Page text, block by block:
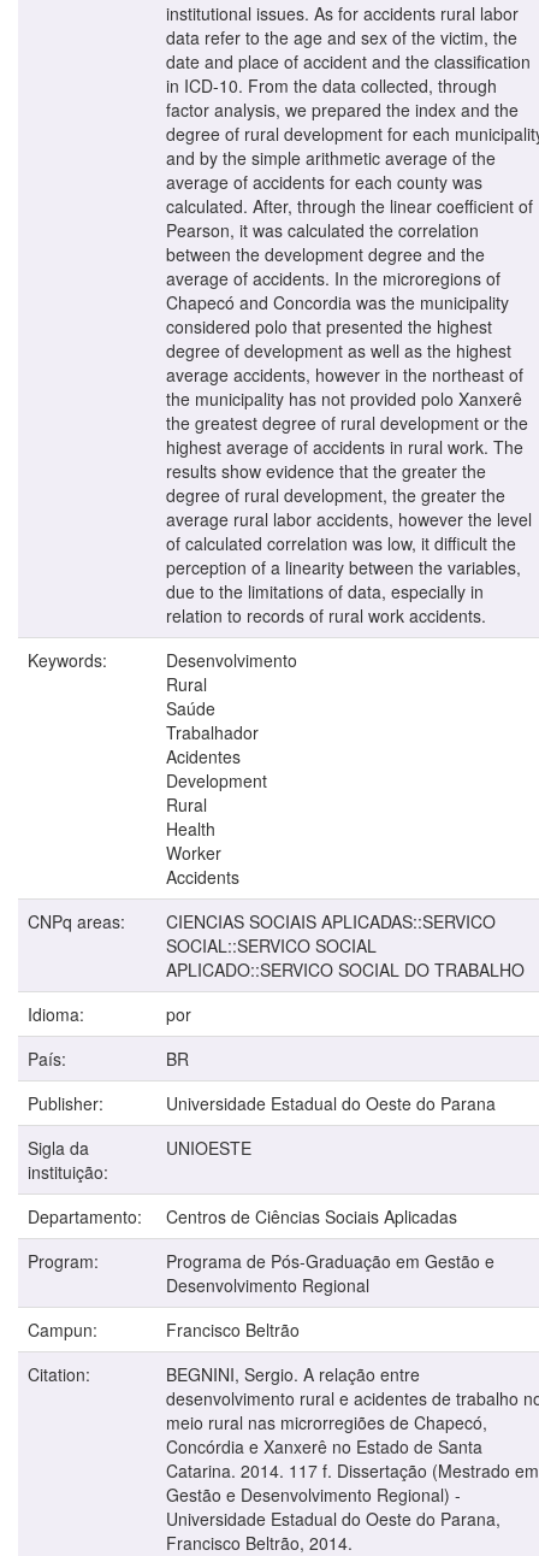
institutional issues. As for accidents rural labor
data refer to the age and sex of the victim, the
date and place of accident and the classification
in ICD-10. From the data collected, through
factor analysis, we prepared the index and the
degree of rural development for each
and by the simple arithmetic average of the
average of accidents for each county was
calculated. After, through the linear coefficient of
Pearson, it was calculated the correlation
between the development degree and the
average of accidents. In the microregions of
Chapecó and Concordia was the municipality
considered polo that presented the highest
degree of development as well as the highest
average accidents, however in the northeast of
the municipality has not provided polo Xanxerê
the greatest degree of rural development or the
highest average of accidents in rural work. The
results show evidence that the greater the
degree of rural development, the greater the
average rural labor accidents, however the level
of calculated correlation was low, it difficult the
perception of a linearity between the variables,
due to the limitations of data, especially in
relation to records of rural work accidents.
Keywords:
Desenvolvimento
Rural
Saúde
Trabalhador
Acidentes
Development
Rural
Health
Worker
Accidents
CNPq areas:
CIENCIAS SOCIAIS APLICADAS::SERVICO
SOCIAL::SERVICO SOCIAL
APLICADO::SERVICO SOCIAL DO TRABALHO
Idioma:
por
País:
BR
Publisher:
Universidade Estadual do Oeste do Parana
Sigla da
instituição:
UNIOESTE
Departamento:
Centros de Ciências Sociais Aplicadas
Program:
Programa de Pós-Graduação em Gestão e
Desenvolvimento Regional
Campun:
Francisco Beltrão
Citation:
BEGNINI, Sergio. A relação entre
desenvolvimento rural e acidentes de trabalho
meio rural nas microrregiões de Chapecó,
Concórdia e Xanxerê no Estado de Santa
Catarina. 2014. 117 f. Dissertação (Mestrado em
Gestão e Desenvolvimento Regional) -
Universidade Estadual do Oeste do Parana,
Francisco Beltrão, 2014.